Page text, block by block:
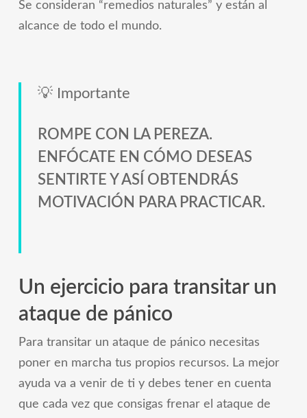
Se consideran “remedios naturales” y están al
alcance de todo el mundo.
💡 Importante
ROMPE CON LA PEREZA.
ENFÓCATE EN CÓMO DESEAS
SENTIRTE Y ASÍ OBTENDRÁS
MOTIVACIÓN PARA PRACTICAR.
Un ejercicio para transitar un
ataque de pánico
Para transitar un ataque de pánico necesitas
poner en marcha tus propios recursos. La mejor
ayuda va a venir de ti y debes tener en cuenta
que cada vez que consigas frenar el ataque de